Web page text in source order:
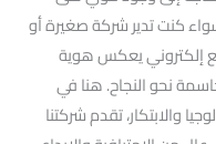
كنت تدير شركة صغيرة أو
إلكتروني يعكس هوية
نحو النجاح. هنا في
والابتكار، تقدم شركتنا